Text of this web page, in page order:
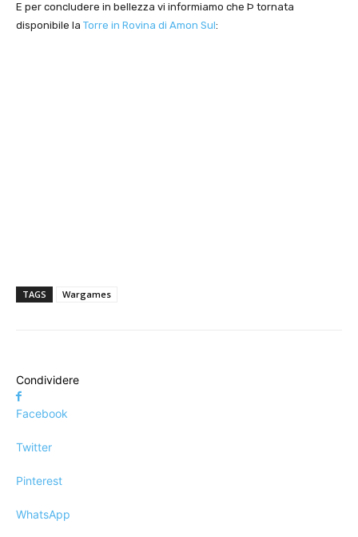
E per concludere in bellezza vi informiamo che Þ tornata
disponibile la Torre in Rovina di Amon Sul:
TAGS Wargames
Condividere
Facebook
Twitter
Pinterest
WhatsApp